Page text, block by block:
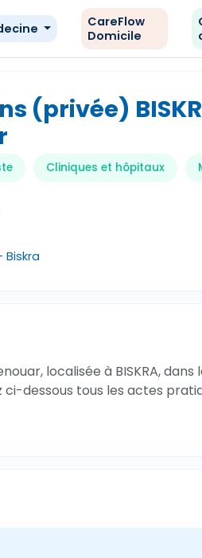
CareFlow
Domicile
(privée)
Cliniques et hôpitaux
Biskra
localisée à BISKRA,
ci-dessous tous les actes